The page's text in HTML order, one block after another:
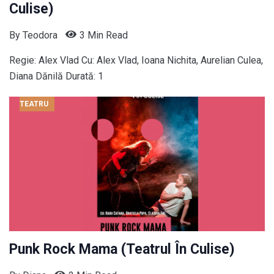
Culise)
By Teodora 3 Min Read
Regie: Alex Vlad Cu: Alex Vlad, Ioana Nichita, Aurelian Culea,
Diana Dănilă Durată: 1
TEATRU
Punk Rock Mama (Teatrul În Culise)